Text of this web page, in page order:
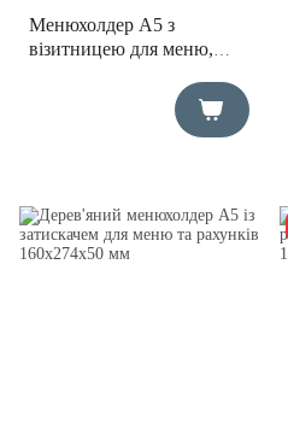
Менюхолдер А5 з
візитницею для меню,